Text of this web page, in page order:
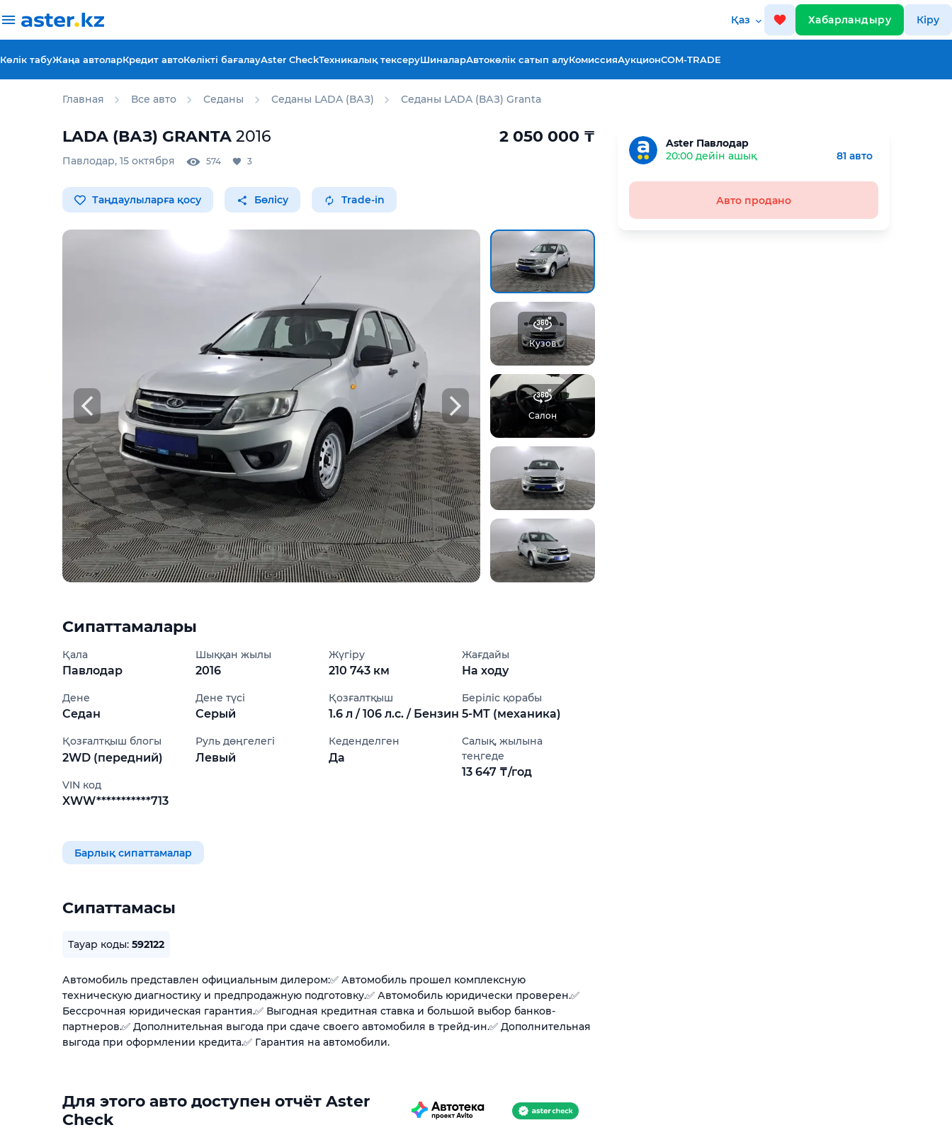
Қаз Хабарландыру Кіру
Көлік табуЖаңа автоларКредит автоКөлікті бағалауAster CheckТехникалық тексеруШиналарАвтокөлік сатып алуКомиссияАукционCOM-TRADE
Главная Все авто Седаны Седаны LADA (ВАЗ) Седаны LADA (ВАЗ) Granta
LADA (ВАЗ) GRANTA 2016 2 050 000 ₸
Павлодар, 15 октября 574 3
Таңдаулыларға қосу Бөлісу Trade-in
Для этого авто доступен отчёт Aster
Предоставим подробную информацию об автомобиле:
техническое состояние, пробег, история осмотров,
юридическая проверка по базам РК и РФ
Техникалық жағдайы
Одометрді тексеру
Криминалист тексерісі
Қалдықтарды жинау деректері
Купить отчёт за 1000₸ Посмотреть пример отчета
Кузов
Салон
Сипаттамалары
Қала
Павлодар
Шыққан жылы
2016
Жүгіру
210 743 км
Жағдайы
На ходу
Дене
Седан
Дене түсі
Серый
Қозғалтқыш
1.6 л / 106 л.с. / Бензин
Беріліс қорабы
5-MT (механика)
Қозғалтқыш блогы
2WD (передний)
Руль дөңгелегі
Левый
Кеденделген
Да
Салық, жылына
теңгеде
13 647 ₸/год
VIN код
XWW***********713
Барлық сипаттамалар
Сипаттамасы
Тауар коды: 592122
Автомобиль представлен официальным дилером:✅ Автомобиль прошел комплексную
техническую диагностику и предпродажную подготовку.✅ Автомобиль юридически проверен.✅
Бессрочная юридическая гарантия.✅ Выгодная кредитная ставка и большой выбор банков-
партнеров.✅ Дополнительная выгода при сдаче своего автомобиля в трейд-ин.✅ Дополнительная
выгода при оформлении кредита.✅ Гарантия на автомобили.
Для этого авто доступен отчёт Aster
Check
Aster Павлодар
20:00 дейін ашық
81 авто
Авто продано